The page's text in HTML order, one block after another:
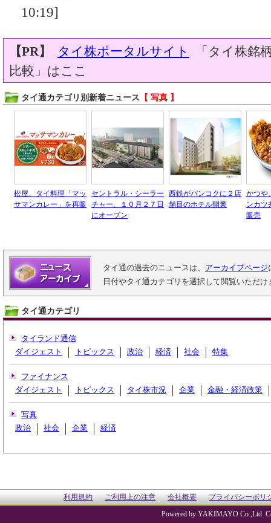
10:19]
【PR】 タイ株ポータルサイト
「タイ株銘
比較」はここ
タイ通カテゴリ別新着ニュース 【 写真 】
松屋、タイ料理「マッ
サマンカレー」を再販
セントラル・シーラー
チャー、１０月２７日
にオープン
西鉄がバンコクに２店
舗目のホテル開業
かつや
ンカツ
販売
タイ通の過去のニュースは、 アーカイブページ
日付やタイ通カテゴリを選択して閲覧いただけ
タイ通カテゴリ
タイランド通信
ダイジェスト
トピックス 政治 経済 社会 特集
ファイナンス
ダイジェスト
トピックス タイ株市況 企業 金融・経済政策
写真
政治
社会 企業 経済
利用規約 ご利用上の注意 会社概要 プライバシーポリ
Powered by YAKIMAYO Co.,Ltd.